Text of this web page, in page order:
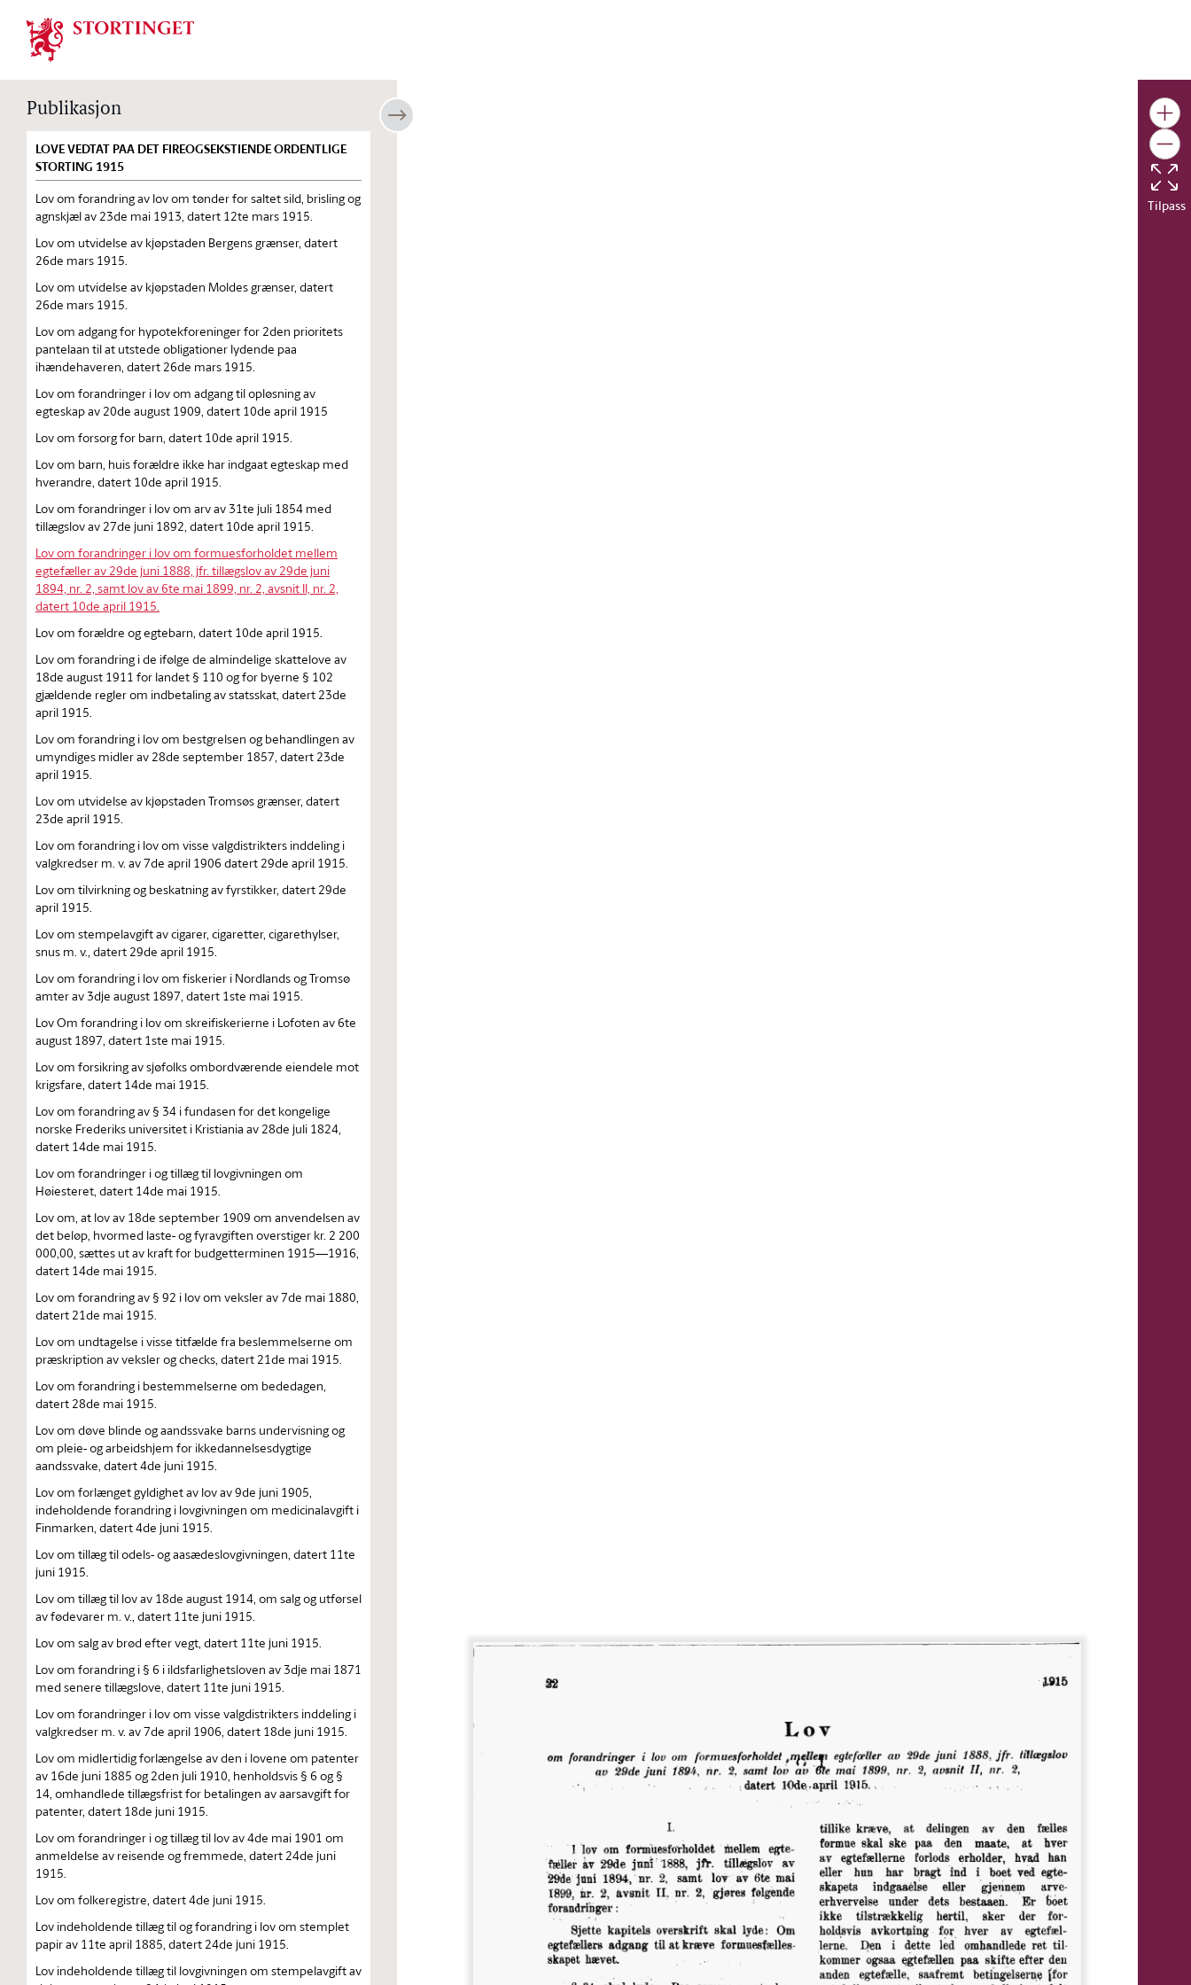
Stortinget.no
Publikasjon
LOVE VEDTAT PAA DET FIREOGSEKSTIENDE ORDENTLIGE
STORTING 1915
Lov om forandring av lov om tønder for saltet sild, brisling og
agnskjæl av 23de mai 1913, datert 12te mars 1915.
Lov om utvidelse av kjøpstaden Bergens grænser, datert
26de mars 1915.
Lov om utvidelse av kjøpstaden Moldes grænser, datert
26de mars 1915.
Lov om adgang for hypotekforeninger for 2den prioritets
pantelaan til at utstede obligationer lydende paa
ihændehaveren, datert 26de mars 1915.
Lov om forandringer i lov om adgang til opløsning av
egteskap av 20de august 1909, datert 10de april 1915
Lov om forsorg for barn, datert 10de april 1915.
Lov om barn, huis forældre ikke har indgaat egteskap med
hverandre, datert 10de april 1915.
Lov om forandringer i lov om arv av 31te juli 1854 med
tillægslov av 27de juni 1892, datert 10de april 1915.
Lov om forandringer i lov om formuesforholdet mellem
egtefæller av 29de juni 1888, jfr. tillægslov av 29de juni
1894, nr. 2, samt lov av 6te mai 1899, nr. 2, avsnit II, nr. 2,
datert 10de april 1915.
Lov om forældre og egtebarn, datert 10de april 1915.
Lov om forandring i de ifølge de almindelige skattelove av
18de august 1911 for landet § 110 og for byerne § 102
gjældende regler om indbetaling av statsskat, datert 23de
april 1915.
Lov om forandring i lov om bestgrelsen og behandlingen av
umyndiges midler av 28de september 1857, datert 23de
april 1915.
Lov om utvidelse av kjøpstaden Tromsøs grænser, datert
23de april 1915.
Lov om forandring i lov om visse valgdistrikters inddeling i
valgkredser m. v. av 7de april 1906 datert 29de april 1915.
Lov om tilvirkning og beskatning av fyrstikker, datert 29de
april 1915.
Lov om stempelavgift av cigarer, cigaretter, cigarethylser,
snus m. v., datert 29de april 1915.
Lov om forandring i lov om fiskerier i Nordlands og Tromsø
amter av 3dje august 1897, datert 1ste mai 1915.
Lov Om forandring i lov om skreifiskerierne i Lofoten av 6te
august 1897, datert 1ste mai 1915.
Lov om forsikring av sjøfolks ombordværende eiendele mot
krigsfare, datert 14de mai 1915.
Lov om forandring av § 34 i fundasen for det kongelige
norske Frederiks universitet i Kristiania av 28de juli 1824,
datert 14de mai 1915.
Lov om forandringer i og tillæg til lovgivningen om
Høiesteret, datert 14de mai 1915.
Lov om, at lov av 18de september 1909 om anvendelsen av
det beløp, hvormed laste- og fyravgiften overstiger kr. 2 200
000,00, sættes ut av kraft for budgetterminen 1915—1916,
datert 14de mai 1915.
Lov om forandring av § 92 i lov om veksler av 7de mai 1880,
datert 21de mai 1915.
Lov om undtagelse i visse titfælde fra beslemmelserne om
præskription av veksler og checks, datert 21de mai 1915.
Lov om forandring i bestemmelserne om bededagen,
datert 28de mai 1915.
Lov om døve blinde og aandssvake barns undervisning og
om pleie- og arbeidshjem for ikkedannelsesdygtige
aandssvake, datert 4de juni 1915.
Lov om forlænget gyldighet av lov av 9de juni 1905,
indeholdende forandring i lovgivningen om medicinalavgift i
Finmarken, datert 4de juni 1915.
Lov om tillæg til odels- og aasædeslovgivningen, datert 11te
juni 1915.
Lov om tillæg til lov av 18de august 1914, om salg og utførsel
av fødevarer m. v., datert 11te juni 1915.
Lov om salg av brød efter vegt, datert 11te juni 1915.
Lov om forandring i § 6 i ildsfarlighetsloven av 3dje mai 1871
med senere tillægslove, datert 11te juni 1915.
Lov om forandringer i lov om visse valgdistrikters inddeling i
valgkredser m. v. av 7de april 1906, datert 18de juni 1915.
Lov om midlertidig forlængelse av den i lovene om patenter
av 16de juni 1885 og 2den juli 1910, henholdsvis § 6 og §
14, omhandlede tillægsfrist for betalingen av aarsavgift for
patenter, datert 18de juni 1915.
Lov om forandringer i og tillæg til lov av 4de mai 1901 om
anmeldelse av reisende og fremmede, datert 24de juni
1915.
Lov om folkeregistre, datert 4de juni 1915.
Lov indeholdende tillæg til og forandring i lov om stemplet
papir av 11te april 1885, datert 24de juni 1915.
Lov indeholdende tillæg til lovgivningen om stempelavgift av